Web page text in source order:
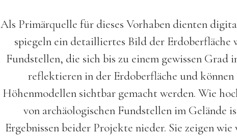
Als Primärquelle für dieses Vorhaben dienten
spiegeln ein detailliertes Bild der Erdoberfläche
Fundstellen, die sich bis zu einem gewissen Grad
reflektieren in der Erdoberfläche und
Höhenmodellen sichtbar gemacht werden. Wie
von archäologischen Fundstellen im Gelände
Ergebnissen beider Projekte nieder. Sie zeigen